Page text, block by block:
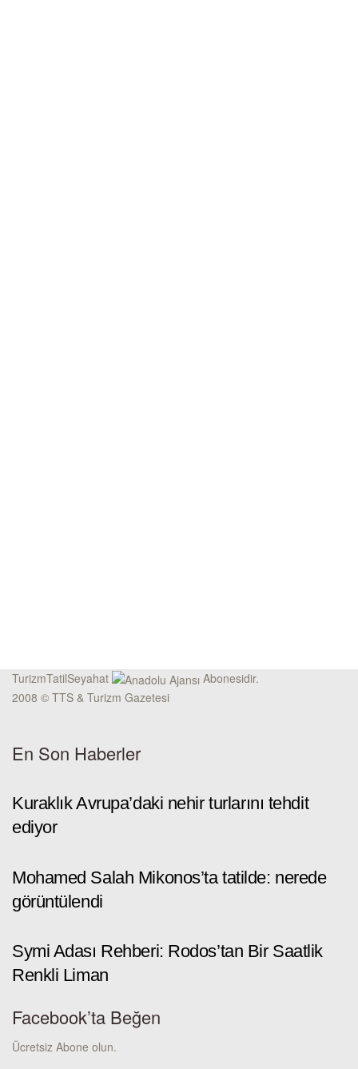
TurizmTatilSeyahat
Abonesidir.
2008 © TTS & Turizm Gazetesi
En Son Haberler
Kuraklık Avrupa’daki nehir turlarını tehdit
ediyor
Mohamed Salah Mikonos’ta tatilde: nerede
görüntülendi
Symi Adası Rehberi: Rodos’tan Bir Saatlik
Renkli Liman
Facebook’ta Beğen
Ücretsiz Abone olun.